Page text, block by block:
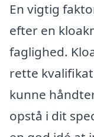
En vigtig
efter en
faglighed.
rette
kunne
opstå i dit